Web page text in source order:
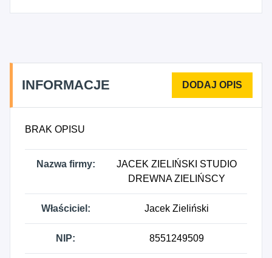
drzwi i okien z drewna, 1627Z - Wykończanie
wyrobów drewnianych, 1628Z - Produkcja
korka, słomy i materiałów używanych do
9130Z - Działalność w zakresie konserwacji i
renowacji oraz pozostała działalność
wspomagająca na rzecz dziedzictwa kulturowego.
INFORMACJE
BRAK OPISU
Nazwa firmy:
JACEK ZIELIŃSKI STUDIO
DREWNA ZIELIŃSCY
Właściciel: Jacek Zieliński
NIP: 8551249509